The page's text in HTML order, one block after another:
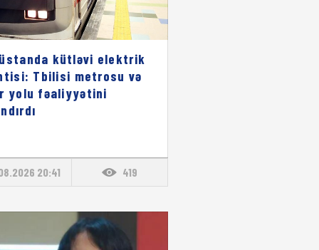
kütləvi elektrik
Tbilisi metrosu və
yolu fəaliyyətini
20:41 419